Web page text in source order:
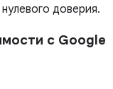
доверия.
с Google